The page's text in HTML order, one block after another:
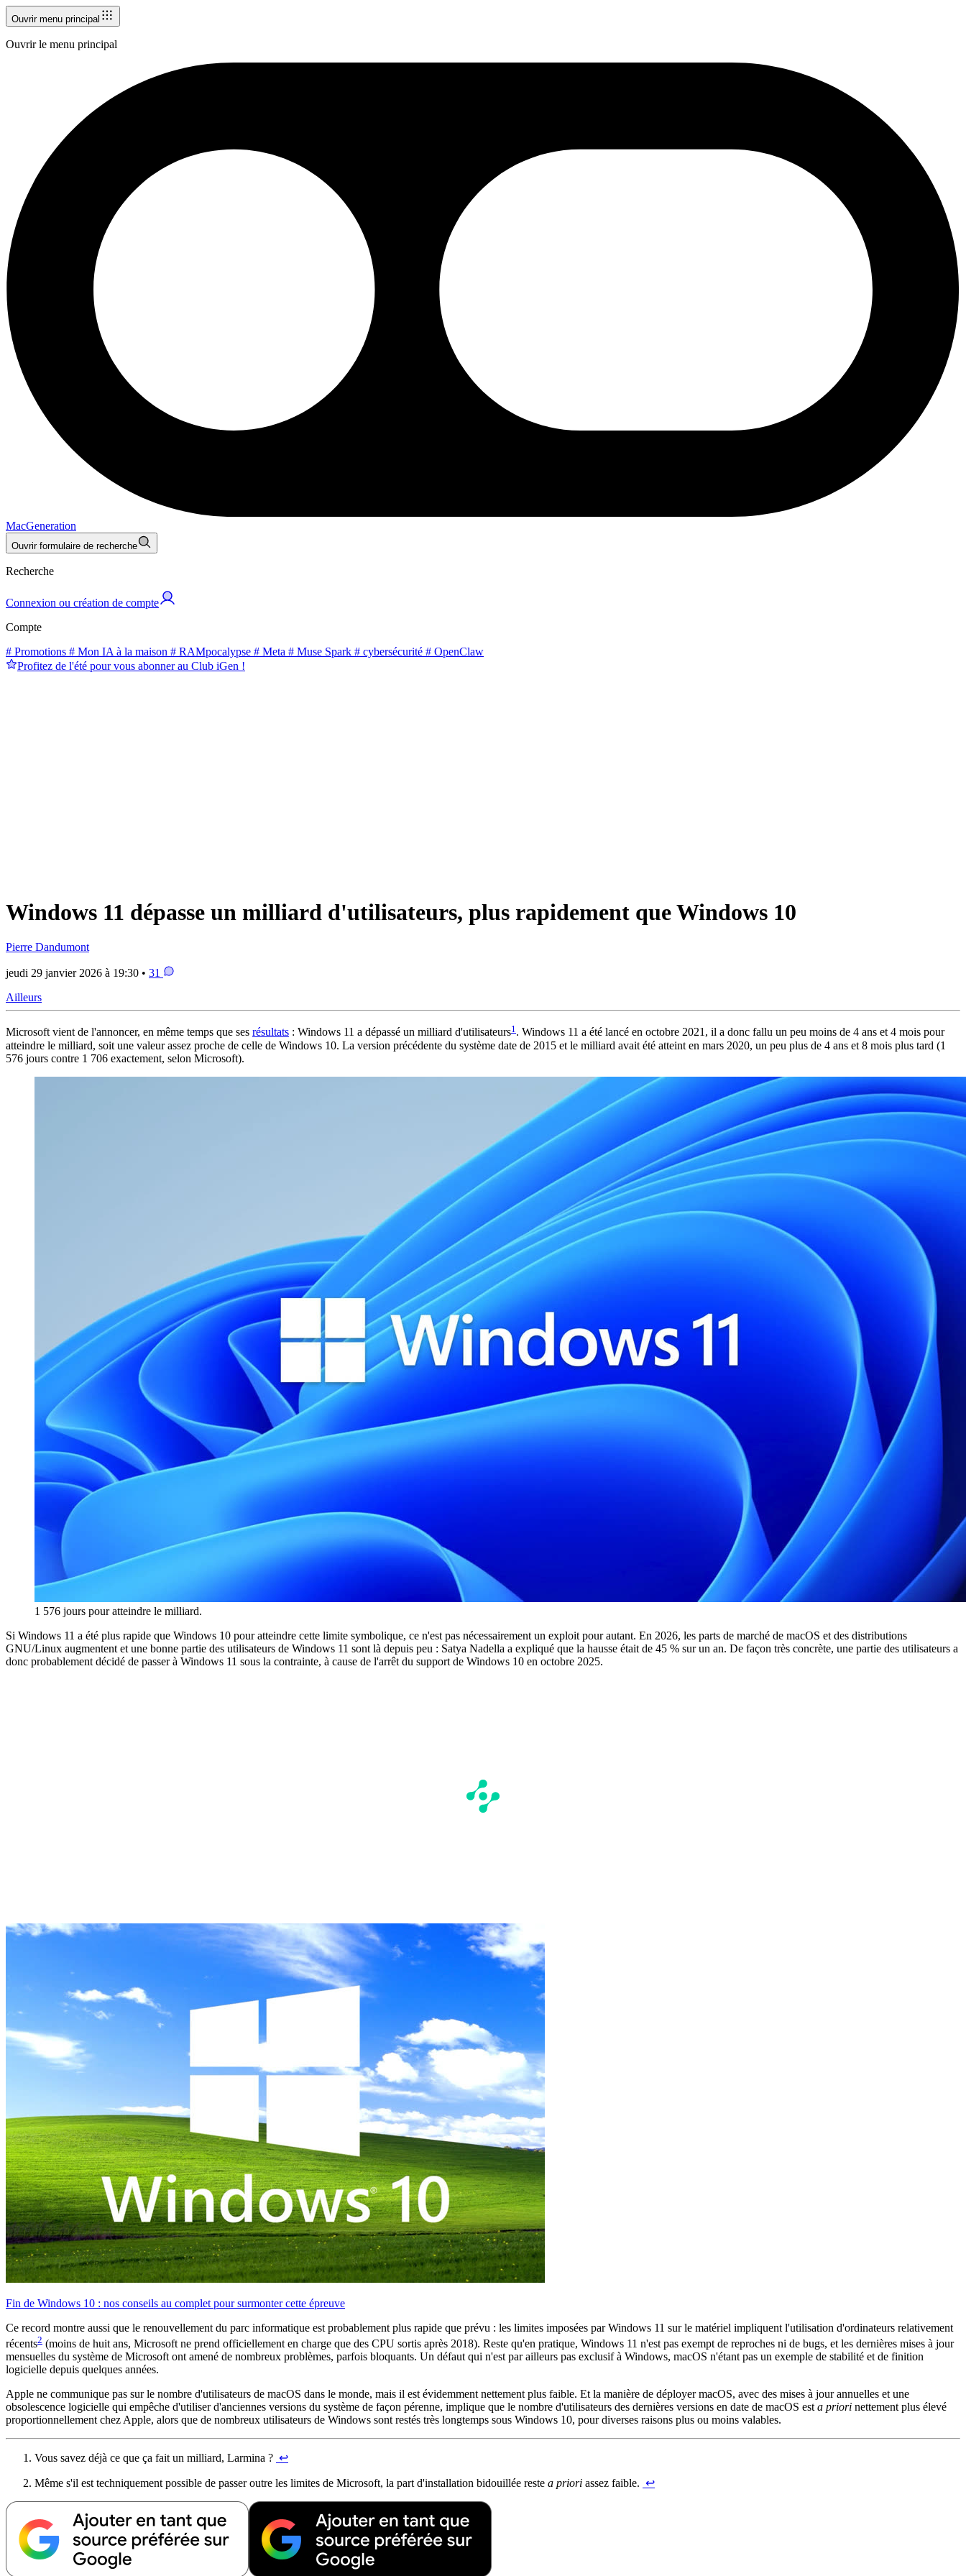
Ouvrir menu principal
Ouvrir le menu principal
MacGeneration
Ouvrir formulaire de recherche
Recherche
Connexion ou création de compte
Compte
# Promotions # Mon IA à la maison # RAMpocalypse # Meta # Muse Spark # cybersécurité # OpenClaw
Profitez de l'été pour vous abonner au Club iGen !
Windows 11 dépasse un milliard d'utilisateurs, plus rapidement que Windows 10
Pierre Dandumont
jeudi 29 janvier 2026 à 19:30 • 31
Ailleurs
Microsoft vient de l'annoncer, en même temps que ses résultats : Windows 11 a dépassé un milliard d'utilisateurs1 . Windows 11 a été lancé en octobre 2021, il a donc fallu un peu moins de 4 ans et 4 mois pour
atteindre le milliard, soit une valeur assez proche de celle de Windows 10. La version précédente du système date de 2015 et le milliard avait été atteint en mars 2020, un peu plus de 4 ans et 8 mois plus tard (1
576 jours contre 1 706 exactement, selon Microsoft).
1 576 jours pour atteindre le milliard.
Si Windows 11 a été plus rapide que Windows 10 pour atteindre cette limite symbolique, ce n'est pas nécessairement un exploit pour autant. En 2026, les parts de marché de macOS et des distributions
GNU/Linux augmentent et une bonne partie des utilisateurs de Windows 11 sont là depuis peu : Satya Nadella a expliqué que la hausse était de 45 % sur un an. De façon très concrète, une partie des utilisateurs a
donc probablement décidé de passer à Windows 11 sous la contrainte, à cause de l'arrêt du support de Windows 10 en octobre 2025.
Fin de Windows 10 : nos conseils au complet pour surmonter cette épreuve
Ce record montre aussi que le renouvellement du parc informatique est probablement plus rapide que prévu : les limites imposées par Windows 11 sur le matériel impliquent l'utilisation d'ordinateurs relativement
récents2 (moins de huit ans, Microsoft ne prend officiellement en charge que des CPU sortis après 2018). Reste qu'en pratique, Windows 11 n'est pas exempt de reproches ni de bugs, et les dernières mises à jour
mensuelles du système de Microsoft ont amené de nombreux problèmes, parfois bloquants. Un défaut qui n'est par ailleurs pas exclusif à Windows, macOS n'étant pas un exemple de stabilité et de finition
logicielle depuis quelques années.
Apple ne communique pas sur le nombre d'utilisateurs de macOS dans le monde, mais il est évidemment nettement plus faible. Et la manière de déployer macOS, avec des mises à jour annuelles et une
obsolescence logicielle qui empêche d'utiliser d'anciennes versions du système de façon pérenne, implique que le nombre d'utilisateurs des dernières versions en date de macOS est a priori nettement plus élevé
proportionnellement chez Apple, alors que de nombreux utilisateurs de Windows sont restés très longtemps sous Windows 10, pour diverses raisons plus ou moins valables.
Vous savez déjà ce que ça fait un milliard, Larmina ? ↩︎
Même s'il est techniquement possible de passer outre les limites de Microsoft, la part d'installation bidouillée reste a priori assez faible. ↩︎